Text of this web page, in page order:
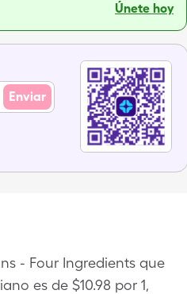
Únete hoy
Enviar
- Four Ingredients que
es de $10.98 por 1,